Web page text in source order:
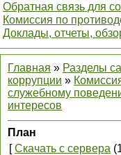
Обратная связь для
Комиссия по
Доклады, отчеты,
Главная » Разделы
коррупции »
служебному
интересов
План
[Скачать с сервера